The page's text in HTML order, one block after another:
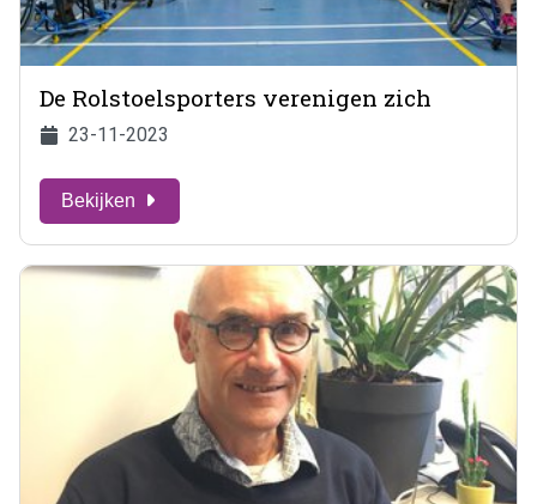
De Rolstoelsporters verenigen zich
23-11-2023
Bekijken